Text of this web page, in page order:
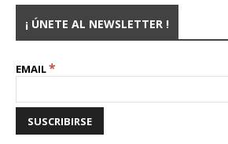
¡ ÚNETE AL NEWSLETTER !
EMAIL*